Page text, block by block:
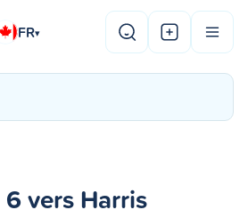
FR▾
6 vers Harris